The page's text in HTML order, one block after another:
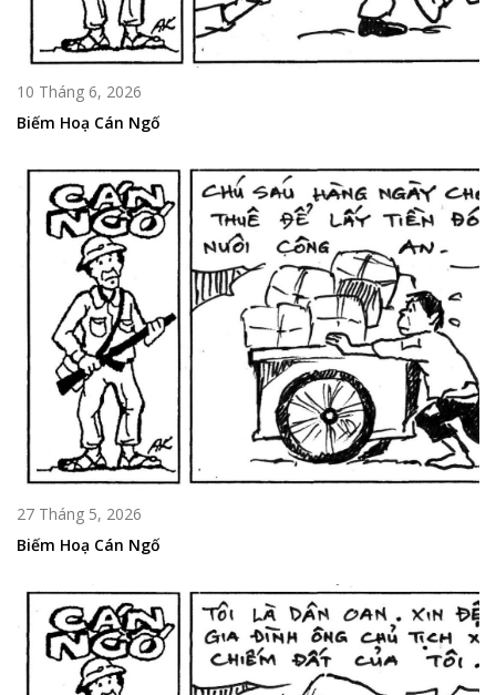
10 Tháng 6, 2026
Biếm Hoạ Cán Ngố
27 Tháng 5, 2026
Biếm Hoạ Cán Ngố